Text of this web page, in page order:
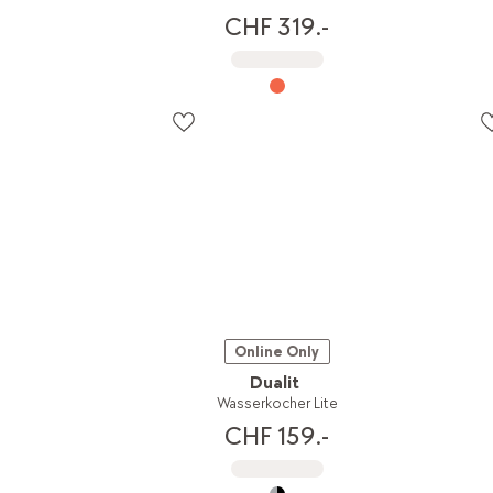
CHF 319.-
Online Only
Dualit
Wasserkocher Lite
CHF 159.-